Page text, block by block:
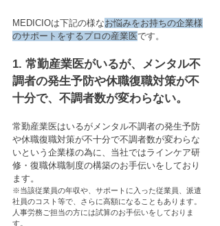
MEDICIOは下記の様なお悩みをお持ちの企業様
のサポートをするプロの産業医です。
1. 常勤産業医がいるが、メンタル不
調者の発生予防や休職復職対策が不
十分で、不調者数が変わらない。
常勤産業医はいるがメンタル不調者の発生予防
や休職復職対策が不十分で不調者数が変わらな
いという企業様の為に、当社ではラインケア研
修・復職休職制度の構築のお手伝いをしており
ます。
※当該従業員の年収や、サポートに入った従業員、派遣
社員のコスト等で、さらに高額になることもあります。
人事労務ご担当の方には試算のお手伝いをしておりま
す。